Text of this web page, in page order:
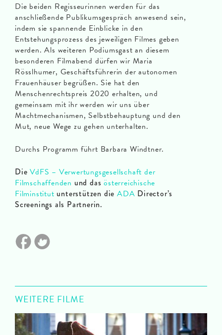
Die beiden Regisseurinnen werden für das
anschließende Publikumsgespräch anwesend sein,
indem sie spannende Einblicke in den
Entstehungsprozess des jeweiligen Filmes geben
werden. Als weiteren Podiumsgast an diesem
besonderen Filmabend dürfen wir Maria
Rösslhumer, Geschäftsführerin der autonomen
Frauenhäuser begrüßen. Sie hat den
Menschenrechtspreis 2020 erhalten, und
gemeinsam mit ihr werden wir uns über
Machtmechanismen, Selbstbehauptung und den
Mut, neue Wege zu gehen unterhalten.
Durchs Programm führt Barbara Windtner.
DieVdFS – Verwertungsgesellschaft der
Filmschaffenden und dasösterreichische
Filminstitut unterstützen dieADA Director’s
Screenings als Partnerin.
WEITERE FILME